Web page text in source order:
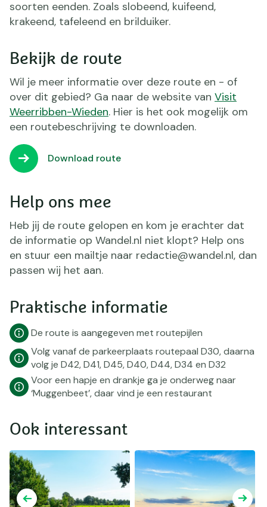
soorten eenden. Zoals slobeend, kuifeend,
krakeend, tafeleend en brilduiker.
Bekijk de route
Wil je meer informatie over deze route en - of
over dit gebied? Ga naar de website van Visit
Weerribben-Wieden. Hier is het ook mogelijk om
een routebeschrijving te downloaden.
Download route
Help ons mee
Heb jij de route gelopen en kom je erachter dat
de informatie op Wandel.nl niet klopt? Help ons
en stuur een mailtje naar redactie@wandel.nl, dan
passen wij het aan.
Praktische informatie
De route is aangegeven met routepijlen
Volg vanaf de parkeerplaats routepaal D30, daarna
volg je D42, D41, D45, D40, D44, D34 en D32
Voor een hapje en drankje ga je onderweg naar
‘Muggenbeet’, daar vind je een restaurant
Ook interessant